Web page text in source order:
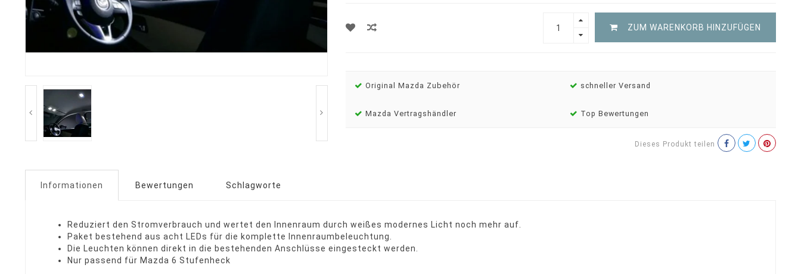
ZUM WARENKORB HINZUFÜGEN
Original Mazda Zubehör schneller Versand
Mazda Vertragshändler Top Bewertungen
Dieses Produkt teilen
Informationen Bewertungen Schlagworte
Reduziert den Stromverbrauch und wertet den Innenraum durch weißes modernes Licht noch mehr auf.
Paket bestehend aus acht LEDs für die komplette Innenraumbeleuchtung.
Die Leuchten können direkt in die bestehenden Anschlüsse eingesteckt werden.
Nur passend für Mazda 6 Stufenheck